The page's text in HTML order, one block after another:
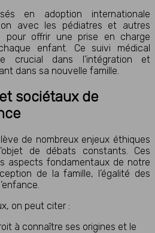
en adoption internationale
avec les pédiatres et autres
pour offrir une prise en charge
enfant. Ce suivi médical
crucial dans l’intégration et
dans sa nouvelle famille.
sociétaux de
de nombreux enjeux éthiques
de débats constants. Ces
aspects fondamentaux de notre
de la famille, l’égalité des
on peut citer :
à connaître ses origines et le